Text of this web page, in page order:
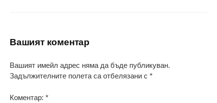
Вашият коментар
Вашият имейл адрес няма да бъде публикуван.
Задължителните полета са отбелязани с *
Коментар: *